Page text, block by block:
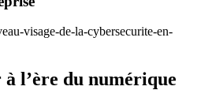
l’ère du numérique